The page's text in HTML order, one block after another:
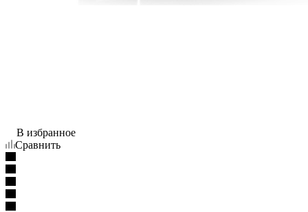
В избранное
Сравнить